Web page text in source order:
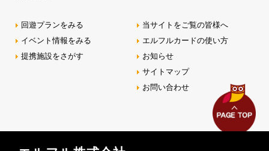
回遊プランをみる
イベント情報をみる
提携施設をさがす
当サイトをご覧の皆様へ
エルフルカードの使い方
お知らせ
サイトマップ
お問い合わせ